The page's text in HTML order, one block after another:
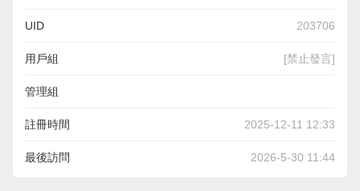
UID 203706
用戶組 [禁止發言]
管理組
註冊時間 2025-12-11 12:33
最後訪問 2026-5-30 11:44